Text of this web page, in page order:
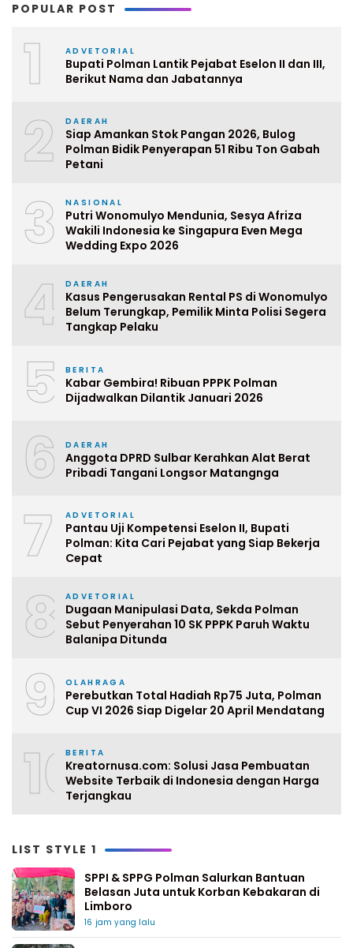
POPULAR POST
1 ADVETORIAL
Bupati Polman Lantik Pejabat Eselon II dan III,
Berikut Nama dan Jabatannya
2 DAERAH
Siap Amankan Stok Pangan 2026, Bulog
Polman Bidik Penyerapan 51 Ribu Ton Gabah
Petani
3 NASIONAL
Putri Wonomulyo Mendunia, Sesya Afriza
Wakili Indonesia ke Singapura Even Mega
Wedding Expo 2026
4 DAERAH
Kasus Pengerusakan Rental PS di Wonomulyo
Belum Terungkap, Pemilik Minta Polisi Segera
Tangkap Pelaku
5 BERITA
Kabar Gembira! Ribuan PPPK Polman
Dijadwalkan Dilantik Januari 2026
6 DAERAH
Anggota DPRD Sulbar Kerahkan Alat Berat
Pribadi Tangani Longsor Matangnga
7 ADVETORIAL
Pantau Uji Kompetensi Eselon II, Bupati
Polman: Kita Cari Pejabat yang Siap Bekerja
Cepat
8 ADVETORIAL
Dugaan Manipulasi Data, Sekda Polman
Sebut Penyerahan 10 SK PPPK Paruh Waktu
Balanipa Ditunda
9 OLAHRAGA
Perebutkan Total Hadiah Rp75 Juta, Polman
Cup VI 2026 Siap Digelar 20 April Mendatang
10BERITA
Kreatornusa.com: Solusi Jasa Pembuatan
Website Terbaik di Indonesia dengan Harga
Terjangkau
LIST STYLE 1
SPPI & SPPG Polman Salurkan Bantuan
Belasan Juta untuk Korban Kebakaran di
Limboro
16 jam yang lalu